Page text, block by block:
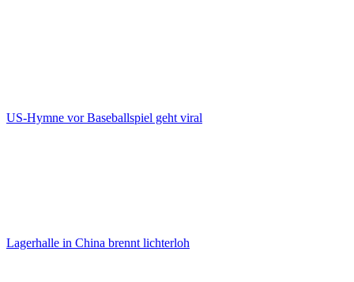
US-Hymne vor Baseballspiel geht viral
Lagerhalle in China brennt lichterloh